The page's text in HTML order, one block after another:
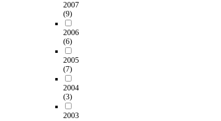
2007
(9)
2006
(6)
2005
(7)
2004
(3)
2003